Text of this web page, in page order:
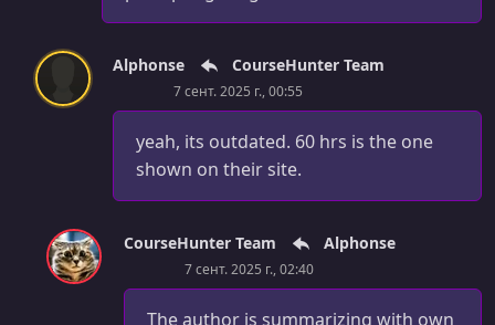
Alphonse CourseHunter Team
7 сент. 2025 г., 00:55
yeah, its outdated. 60 hrs is the one
shown on their site.
CourseHunter Team Alphonse
7 сент. 2025 г., 02:40
The author is summarizing with own